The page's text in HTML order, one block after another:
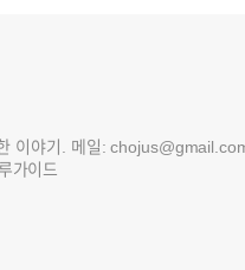
이야기. 메일:
가이드